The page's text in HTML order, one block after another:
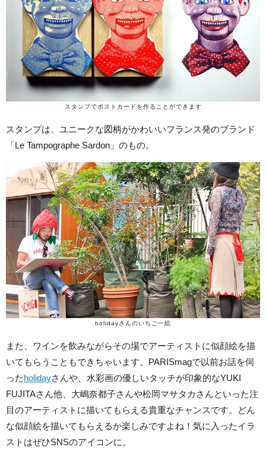
スタンプでポストカードを作ることができます
スタンプは、ユニークな図柄がかわいいフランス発のブランド
「Le Tampographe Sardon」のもの。
holidayさんのいちご一絵
また、ワインを飲みながらその場でアーティストに似顔絵を描
いてもらうこともできちゃいます。PARISmagで以前お話を伺
ったholidayさんや、水彩画の優しいタッチが印象的なYUKI
FUJITAさん他、大嶋奈都子さんや松岡マサタカさんといった注
目のアーティストに描いてもらえる貴重なチャンスです。どん
な似顔絵を描いてもらえるか楽しみですよね！気に入ったイラ
ストはぜひSNSのアイコンに。